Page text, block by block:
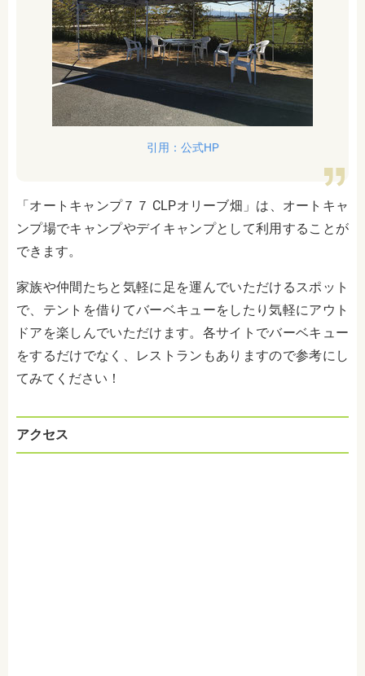
引用：公式HP
「オートキャンプ７７ CLPオリーブ畑」は、オートキャ
ンプ場でキャンプやデイキャンプとして利用することが
できます。
家族や仲間たちと気軽に足を運んでいただけるスポット
で、テントを借りてバーベキューをしたり気軽にアウト
ドアを楽しんでいただけます。各サイトでバーベキュー
をするだけでなく、レストランもありますので参考にし
てみてください！
アクセス